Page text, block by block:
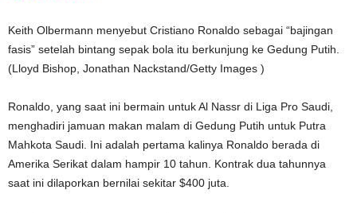
Keith Olbermann menyebut Cristiano Ronaldo sebagai “bajingan
fasis” setelah bintang sepak bola itu berkunjung ke Gedung Putih.
(Lloyd Bishop, Jonathan Nackstand/Getty Images )
Ronaldo, yang saat ini bermain untuk Al Nassr di Liga Pro Saudi,
menghadiri jamuan makan malam di Gedung Putih untuk Putra
Mahkota Saudi. Ini adalah pertama kalinya Ronaldo berada di
Amerika Serikat dalam hampir 10 tahun. Kontrak dua tahunnya
saat ini dilaporkan bernilai sekitar $400 juta.